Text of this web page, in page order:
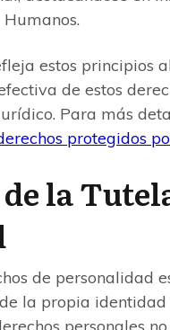
estos principios
de estos
Para más
protegidos
la
de personalidad
la propia